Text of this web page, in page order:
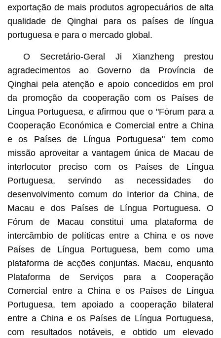
exportação de mais produtos agropecuários de alta
qualidade de Qinghai para os países de língua
portuguesa e para o mercado global.
O Secretário-Geral Ji Xianzheng prestou
agradecimentos ao Governo da Província de
Qinghai pela atenção e apoio concedidos em prol
da promoção da cooperação com os Países de
Língua Portuguesa, e afirmou que o "Fórum para a
Cooperação Económica e Comercial entre a China
e os Países de Língua Portuguesa" tem como
missão aproveitar a vantagem única de Macau de
interlocutor preciso com os Países de Língua
Portuguesa, servindo as necessidades do
desenvolvimento comum do Interior da China, de
Macau e dos Países de Língua Portuguesa. O
Fórum de Macau constitui uma plataforma de
intercâmbio de políticas entre a China e os nove
Países de Língua Portuguesa, bem como uma
plataforma de acções conjuntas. Macau, enquanto
Plataforma de Serviços para a Cooperação
Comercial entre a China e os Países de Língua
Portuguesa, tem apoiado a cooperação bilateral
entre a China e os Países de Língua Portuguesa,
com resultados notáveis, e obtido um elevado